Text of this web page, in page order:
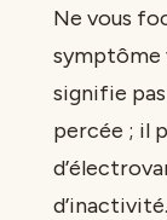
Ne vous
symptôme
signifie
percée ; il